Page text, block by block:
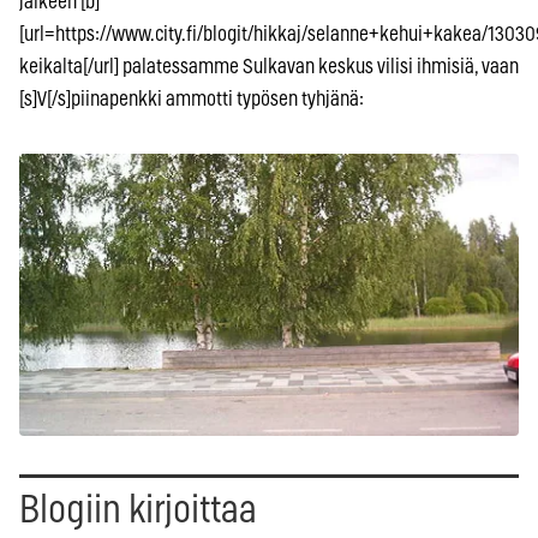
[url=https://www.city.fi/blogit/hikkaj/selanne+kehui+kakea/
keikalta[/url] palatessamme Sulkavan keskus vilisi ihmisiä, vaan
[s]V[/s]piinapenkki ammotti typösen tyhjänä:
Blogiin kirjoittaa